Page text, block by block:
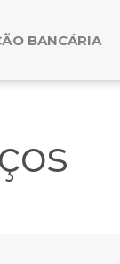
BANCÁRIA